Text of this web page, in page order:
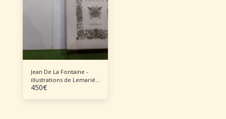
Jean De La Fontaine -
illustrations de Lemarié
Contes de Jean De La
450€